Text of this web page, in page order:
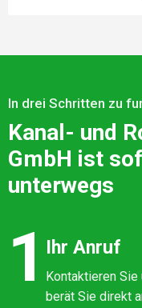
In drei Schritten zu
Kanal- und
GmbH ist
unterwegs
1 Ihr Anruf
Kontaktieren
berät Sie direkt